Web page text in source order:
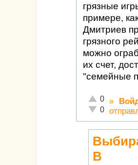
грязные
примере,
Дмитриев
грязного
можно
их счет,
"семейные
Отлично!
0
Неадекватно!
0
»
В